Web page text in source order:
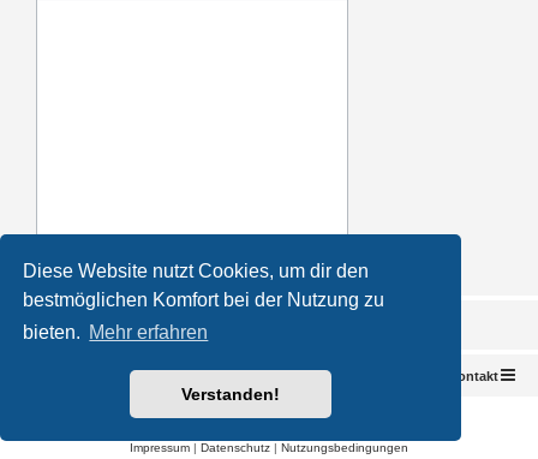
Diese Website nutzt Cookies, um dir den
bestmöglichen Komfort bei der Nutzung zu
bieten. Mehr erfahren
Verstanden!
Foren-Übersicht Kontakt
Powered byphpBB® Forum Software © phpBB Limited
Impressum | Datenschutz | Nutzungsbedingungen